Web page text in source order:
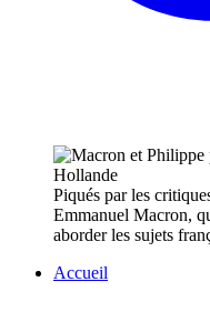
Piqués par les
Emmanuel Macron,
aborder les sujets
Accueil